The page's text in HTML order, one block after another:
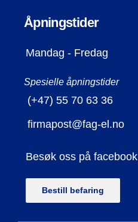
Åpningstider
Mandag - Fredag
Spesielle åpningstider
(+47) 55 70 63 36
firmapost@fag-el.no
Besøk oss på facebook
Bestill befaring